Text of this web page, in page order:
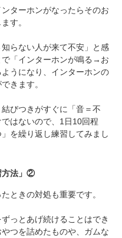
ターホンがなったらそのお
す。
らない人が来て不安」と感
で「インターホンが鳴る→お
うになり、インターホンの
きます。
びつきがすぐに「音＝不
はないので、1日10回程
を繰り返し練習してみまし
方法」②
ときの対処も重要です。
っとあげ続けることはでき
つを詰めたものや、ガムな